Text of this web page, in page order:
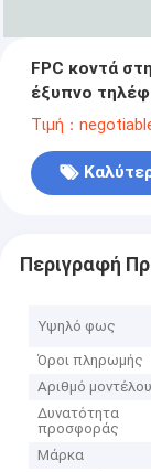
FPC κοντά
έξυπνο
Τιμή：
Περιγραφή
Υψηλό φως
Όροι πληρωμής
Αριθμό μοντέλου
Δυνατότητα
προσφοράς
Μάρκα